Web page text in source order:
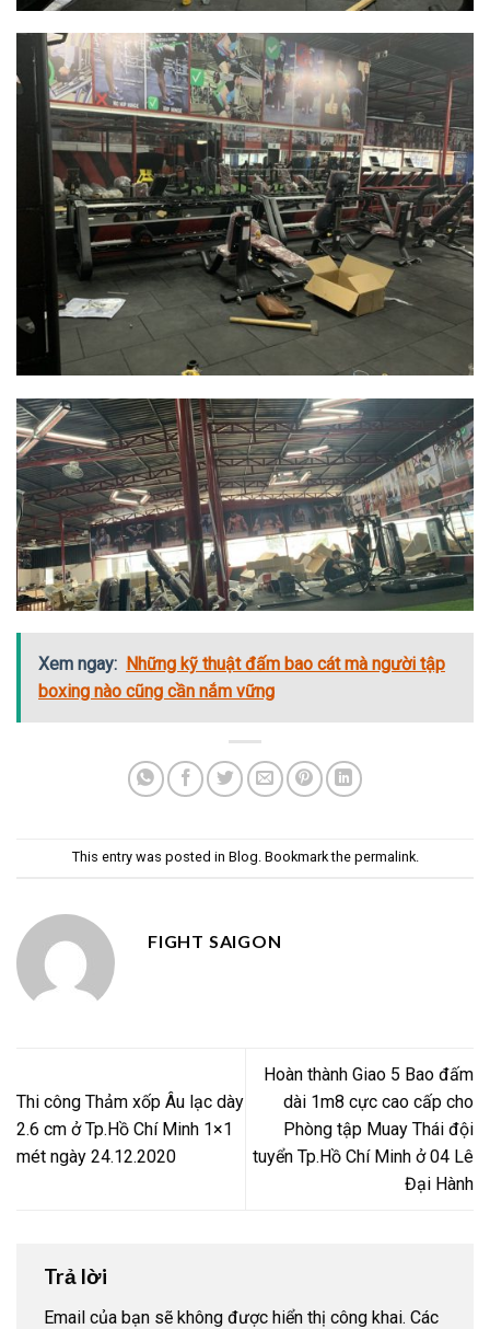
Xem ngay: Những kỹ thuật đấm bao cát mà người tập
boxing nào cũng cần nắm vững
This entry was posted in Blog . Bookmark the permalink.
FIGHT SAIGON
Thi công Thảm xốp Âu lạc dày
2.6 cm ở Tp.Hồ Chí Minh 1×1
mét ngày 24.12.2020
Hoàn thành Giao 5 Bao đấm
dài 1m8 cực cao cấp cho
Phòng tập Muay Thái đội
tuyển Tp.Hồ Chí Minh ở 04 Lê
Đại Hành
Trả lời
Email của bạn sẽ không được hiển thị công khai. Các